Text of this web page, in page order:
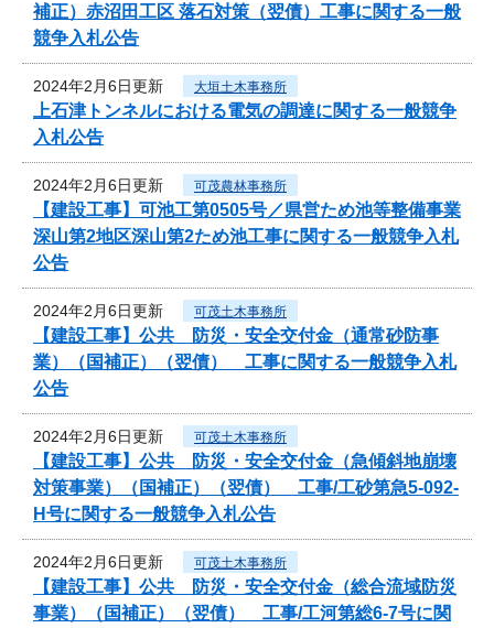
補正）赤沼田工区 落石対策（翌債）工事に関する一般
競争入札公告
2024年2月6日更新 大垣土木事務所
上石津トンネルにおける電気の調達に関する一般競争
入札公告
2024年2月6日更新 可茂農林事務所
【建設工事】可池工第0505号／県営ため池等整備事業
深山第2地区深山第2ため池工事に関する一般競争入札
公告
2024年2月6日更新 可茂土木事務所
【建設工事】公共 防災・安全交付金（通常砂防事
業）（国補正）（翌債） 工事に関する一般競争入札
公告
2024年2月6日更新 可茂土木事務所
【建設工事】公共 防災・安全交付金（急傾斜地崩壊
対策事業）（国補正）（翌債） 工事/工砂第急5-092-
H号に関する一般競争入札公告
2024年2月6日更新 可茂土木事務所
【建設工事】公共 防災・安全交付金（総合流域防災
事業）（国補正）（翌債） 工事/工河第総6-7号に関